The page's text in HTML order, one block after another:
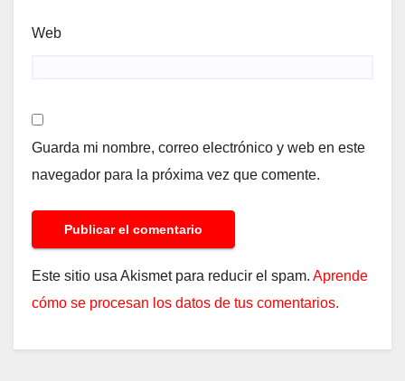
Web
Guarda mi nombre, correo electrónico y web en este
navegador para la próxima vez que comente.
Este sitio usa Akismet para reducir el spam. Aprende
cómo se procesan los datos de tus comentarios.